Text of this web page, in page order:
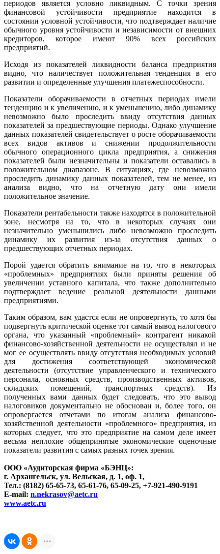
периодов является условно ликвидным. С точки зрения
финансовой устойчивости предприятие находится в
состоянии условной устойчивости, что подтверждает наличие
обычного уровня устойчивости и независимости от внешних
кредиторов, которое имеют 90% всех российских
предприятий.
Исходя из показателей ликвидности баланса предприятия
видно, что наличествует положительная тенденция в его
развитии и определенные улучшения платежеспособности.
Показатели оборачиваемости в отчетных периодах имели
тенденцию и к увеличению, и к уменьшению, либо динамику
невозможно было проследить ввиду отсутствия данных
показателей за предшествующие периоды. Однако улучшение
данных показателей свидетельствует о росте оборачиваемости
всех видов активов и снижении продолжительности
обычного операционного цикла предприятия, а снижения
показателей были незначительны и показатели оставались в
положительном диапазоне. В ситуациях, где невозможно
проследить динамику данных показателей, тем не менее, из
анализа видно, что на отчетную дату они имели
положительное значение.
Показатели рентабельности также находятся в положительной
зоне, несмотря на то, что в некоторых случаях они
незначительно уменьшились либо невозможно проследить
динамику их развития из-за отсутствия данных о
предшествующих отчетных периодах.
Порой удается обратить внимание на то, что в некоторых
«проблемных» предприятиях были приняты решения об
увеличении уставного капитала, что также дополнительно
подтверждает ведение реальной деятельности данными
предприятиями.
Таким образом, вам удастся если не опровергнуть, то хотя бы
подвергнуть критической оценке тот самый вывод налогового
органа, что указанный «проблемный» контрагент никакой
финансово-хозяйственной деятельности не осуществлял и не
мог ее осуществлять ввиду отсутствия необходимых условий
для достижения соответствующей экономической
деятельности (отсутствие управленческого и технического
персонала, основных средств, производственных активов,
складских помещений, транспортных средств). Из
полученных вами данных будет следовать, что это вывод
налоговиков документально не обоснован и, более того, он
опровергается отчетами по итогам анализа финансово-
хозяйственной деятельности «проблемного» предприятия, из
которых следует, что это предприятие на самом деле имеет
весьма неплохие общепринятые экономические оценочные
показатели развития с самых разных точек зрения.
ООО «Аудиторская фирма «БЭНЦ»:
г. Архангельск, ул. Вельская, д. 1, оф. 1,
Тел.: (8182) 65-65-73, 65-61-76, 65-09-25, +7-921-490-9191
E-mail: n.nekrasov@aetc.ru
www.aetc.ru